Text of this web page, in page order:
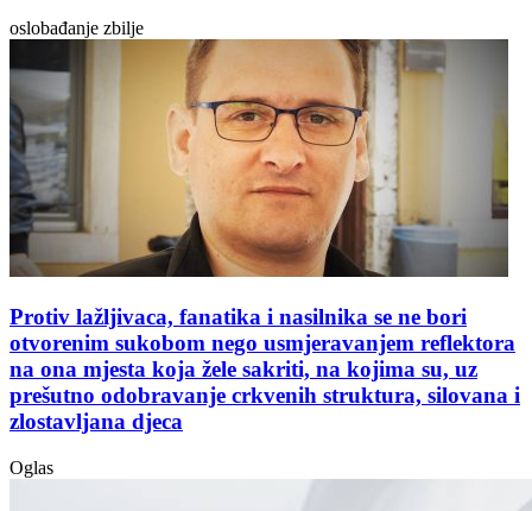
oslobađanje zbilje
Protiv lažljivaca, fanatika i nasilnika se ne bori
otvorenim sukobom nego usmjeravanjem reflektora
na ona mjesta koja žele sakriti, na kojima su, uz
prešutno odobravanje crkvenih struktura, silovana i
zlostavljana djeca
Oglas